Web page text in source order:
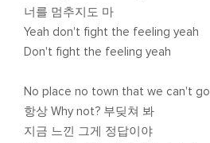
너를 멈추지도 마
Yeah don't fight the feeling yeah
Don't fight the feeling yeah
No place no town that we can't go
항상 Why not? 부딪쳐 봐
지금 느낀 그게 정답이야